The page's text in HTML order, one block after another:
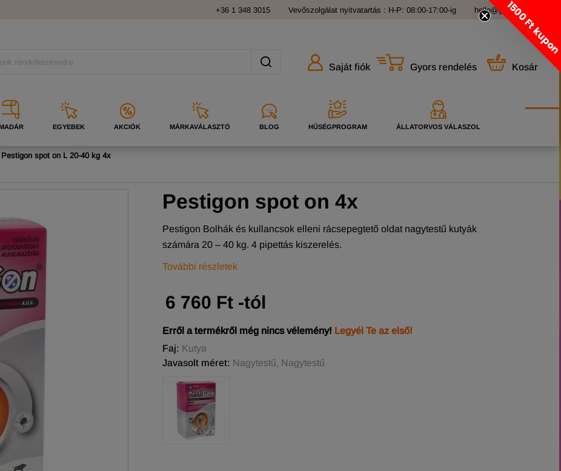
+36 1 348 3015 Vevőszolgálat nyitvatartás : H-P: 08:00-17:00-ig hello@grandopet.hu
Saját fiók Gyors rendelés Kosár
EGYEBEK AKCIÓK MÁRKAVÁLASZTÓ BLOG HŰSÉGPROGRAM ÁLLATORVOS VÁLASZOL
Pestigon spot on L 20-40 kg 4x
Pestigon spot on 4x
Pestigon Bolhák és kullancsok elleni rácsepegtető oldat nagytestű kutyák
számára 20 – 40 kg. 4 pipettás kiszerelés.
További részletek
6 760 Ft -tól
Erről a termékről még nincs vélemény! Legyél Te az első!
Faj: Kutya
Javasolt méret: Nagytestű, Nagytestű
1500 Ft